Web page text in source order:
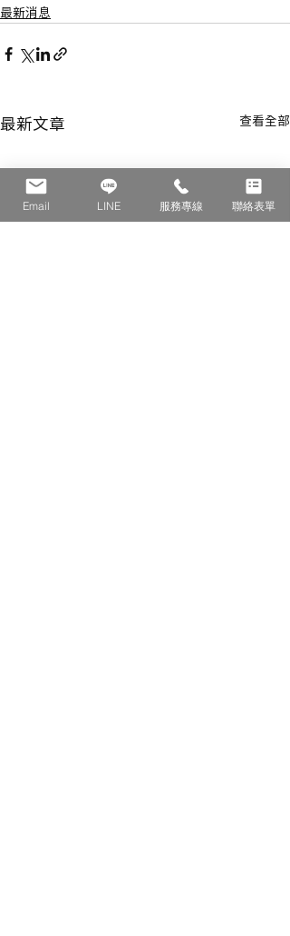
最新消息
最新文章 查看全部
Email LINE 服務專線 聯絡表單